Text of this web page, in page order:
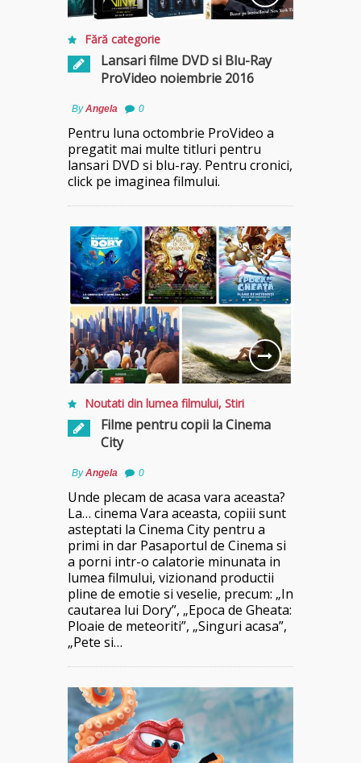
Fără categorie
Lansari filme DVD si Blu-Ray
ProVideo noiembrie 2016
ByAngela 0
Pentru luna octombrie ProVideo a
pregatit mai multe titluri pentru
lansari DVD si blu-ray. Pentru cronici,
click pe imaginea filmului.
Noutati din lumea filmului, Stiri
Filme pentru copii la Cinema
City
ByAngela 0
Unde plecam de acasa vara aceasta?
La… cinema Vara aceasta, copiii sunt
asteptati la Cinema City pentru a
primi in dar Pasaportul de Cinema si
a porni intr-o calatorie minunata in
lumea filmului, vizionand productii
pline de emotie si veselie, precum: „In
cautarea lui Dory”, „Epoca de Gheata:
Ploaie de meteoriti”, „Singuri acasa”,
„Pete si…